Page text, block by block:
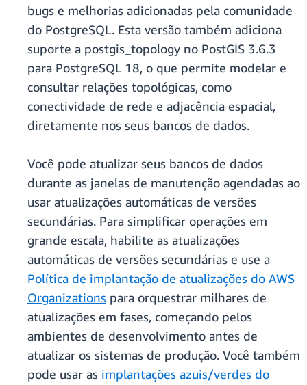
bugs e melhorias adicionadas pela comunidade
do PostgreSQL. Esta versão também adiciona
suporte a postgis_topology no PostGIS 3.6.3
para PostgreSQL 18, o que permite modelar e
consultar relações topológicas, como
conectividade de rede e adjacência espacial,
diretamente nos seus bancos de dados.
Você pode atualizar seus bancos de dados
durante as janelas de manutenção agendadas ao
usar atualizações automáticas de versões
secundárias. Para simplificar operações em
grande escala, habilite as atualizações
automáticas de versões secundárias e use a
Política de implantação de atualizações do AWS
Organizations para orquestrar milhares de
atualizações em fases, começando pelos
ambientes de desenvolvimento antes de
atualizar os sistemas de produção. Você também
pode usar as implantações azuis/verdes do